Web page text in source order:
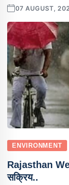
07 AUGUST,
ENVIRONMENT
Rajasthan
सक्रिय..